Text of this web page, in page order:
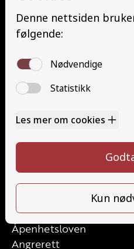
Traktor (T)
Traktor (T141 og T148)
Trafikalt grunnkurs (TG)
Gods (YDG – YSK)
Person (YDP – YSK)
Kontakt
Priser
Elevside
Kontakt oss
Åpenhetsloven
Angrerett